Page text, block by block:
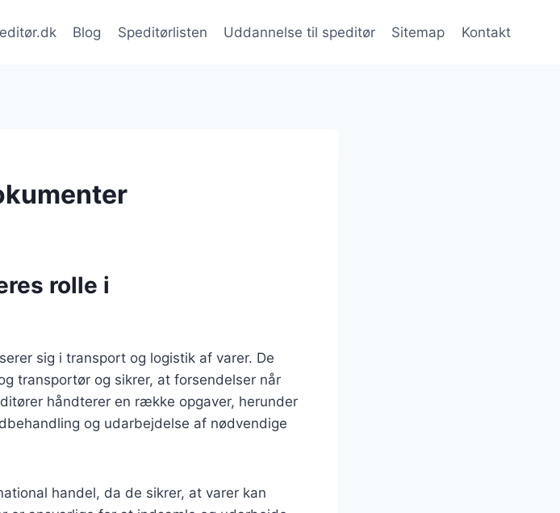
Blog Speditørlisten Uddannelse til speditør Sitemap Kontakt
rolle i
sig i transport og logistik af varer. De
transportør og sikrer, at forsendelser når
håndterer en række opgaver, herunder
og udarbejdelse af nødvendige
handel, da de sikrer, at varer kan